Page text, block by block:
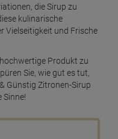
die Sirup zu
kulinarische
Vielseitigkeit und Frische
Produkt zu
Sie, wie gut es tut,
Günstig Zitronen-Sirup
Sinne!